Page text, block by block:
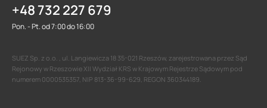
+48 732 227 679
Pon. - Pt. od 7:00 do 16:00
SUEZ Sp. z o.o. , ul. Langiewicza 18 35-021 Rzeszów, zarejestrowana przez Sąd
Rejonowy w Rzeszowie XII Wydział KRS w Krajowym Rejestrze Sądowym pod
numerem 0000535357, NIP 813-36-99-629, REGON 360344189.